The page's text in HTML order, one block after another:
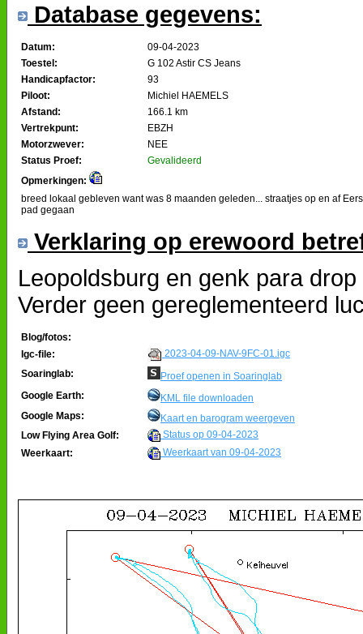
Database gegevens:
Datum:
09-04-2023
Toestel:
G 102 Astir CS Jeans
Handicapfactor:
93
Piloot:
Michiel HAEMELS
Afstand:
166.1 km
Vertrekpunt:
EBZH
Motorzwever:
NEE
Status Proef:
Gevalideerd
Opmerkingen:
breed lokaal gebleven want was 8 maanden geleden... straatjes op en af
pad gegaan
Verklaring op erewoord
Leopoldsburg en genk para
Verder geen gereglementeerd
Blog/fotos:
Igc-file:
2023-04-09-NAV-9FC-01.igc
Soaringlab:
Proef openen in Soaringlab
Google Earth:
KML file downloaden
Google Maps:
Kaart en barogram weergeven
Low Flying Area Golf:
Status op 09-04-2023
Weerkaart:
Weerkaart van 09-04-2023